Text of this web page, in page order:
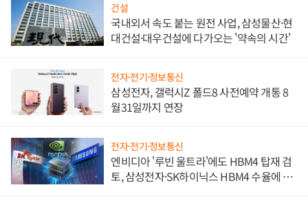
건설
국내외서 속도 붙는 원전 사업, 삼성물산·현
대건설·대우건설에 다가오는 '약속의 시간'
전자·전기·정보통신
삼성전자, 갤럭시Z 폴드8 사전예약 개통 8
월31일까지 연장
전자·전기·정보통신
엔비디아 '루빈 울트라'에도 HBM4 탑재 검
토, 삼성전자·SK하이닉스 HBM4 수율에 주